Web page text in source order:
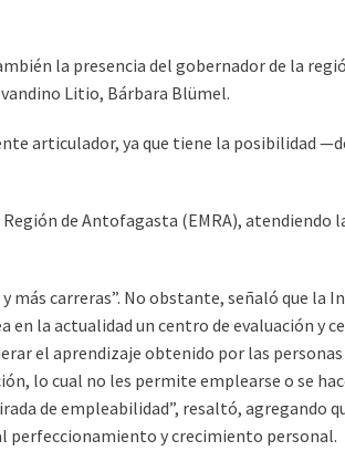
la presencia del gobernador de la
Litio, Bárbara Blümel.
articulador, ya que tiene la posibilidad
de Antofagasta (EMRA), atendiendo
más carreras”. No obstante, señaló que la
la actualidad un centro de evaluación y
el aprendizaje obtenido por las
lo cual no les permite emplearse o se
de empleabilidad”, resaltó, agregando
perfeccionamiento y crecimiento personal.